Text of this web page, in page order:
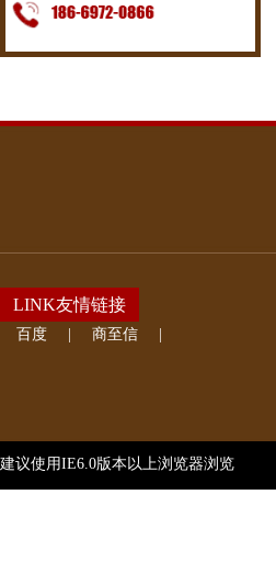
LINK友情链接
百度 商至信
建议使用IE6.0版本以上浏览器浏览